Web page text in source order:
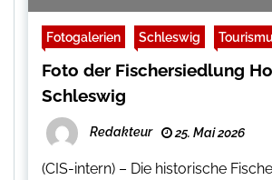
Fotogalerien Schleswig
Foto der Fischersiedlung
Schleswig
Redakteur 25. Mai 2026
(CIS-intern) – Die historische